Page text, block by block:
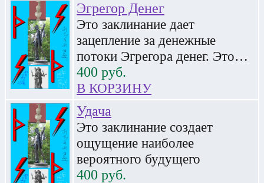
Эгрегор Денег
Это заклинание дает
зацепление за денежные
потоки Эгрегора денег. Это…
400 руб.
В КОРЗИНУ
Удача
Это заклинание создает
ощущение наиболее
вероятного будущего
400 руб.